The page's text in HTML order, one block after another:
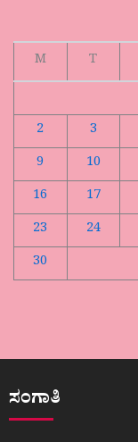
M
T
2
3
9
10
16
17
23
24
30
ಸಂಗಾತಿ